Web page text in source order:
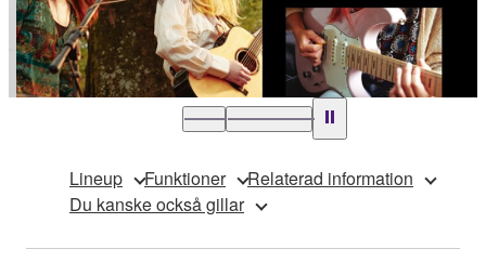
Lineup Funktioner
Relaterad information
Du kanske också gillar